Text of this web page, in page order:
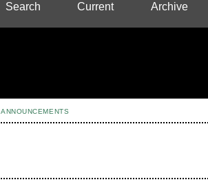
Search Current Archive
ANNOUNCEMENTS